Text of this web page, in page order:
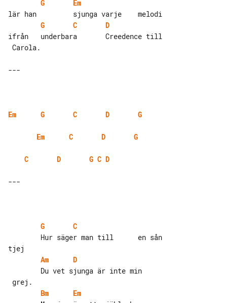
G
Em
G
C
D
ifrån   underbara       Creedence till
---
Em G C D G
Em C D G
C D G C D
---
G
C
Am
D
Bm
Em